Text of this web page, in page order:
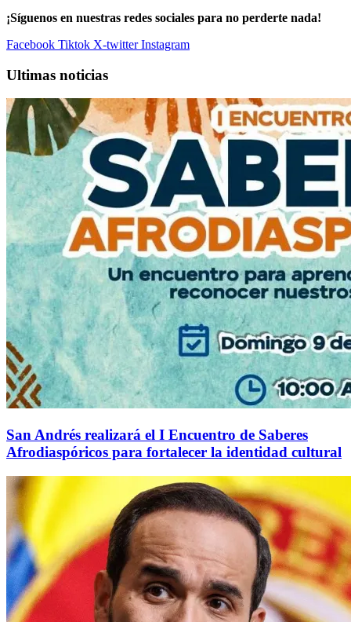
¡Síguenos en nuestras redes sociales para no perderte nada!
Facebook Tiktok X-twitter Instagram
Ultimas noticias
San Andrés realizará el I Encuentro de Saberes
Afrodiaspóricos para fortalecer la identidad cultural